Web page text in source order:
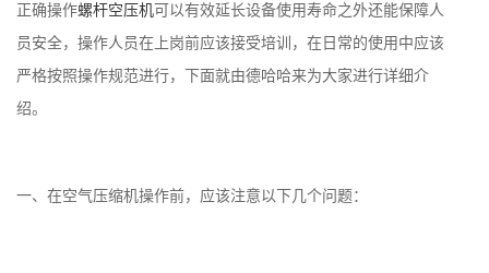
正确操作螺杆空压机可以有效延长设备使用寿命之外还能保障人
员安全，操作人员在上岗前应该接受培训，在日常的使用中应该
严格按照操作规范进行，下面就由德哈哈来为大家进行详细介
绍。
一、在空气压缩机操作前，应该注意以下几个问题：